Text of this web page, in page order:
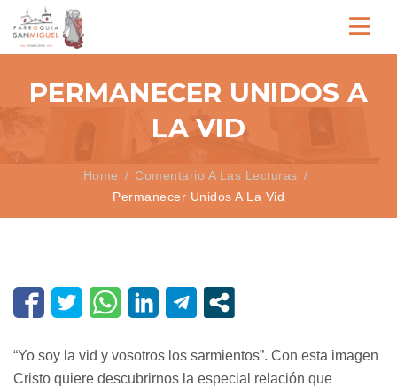
ANUNCIO DE LA PALABRA
CELEBRACIÓN DE LOS SACRAMENTOS
SERVICIO DE LA CARIDAD
PERMANECER UNIDOS A
LA VID
Home
Comentario A Las Lecturas
Permanecer Unidos A La Vid
“Yo soy la vid y vosotros los sarmientos”. Con esta imagen
Cristo quiere descubrirnos la especial relación que